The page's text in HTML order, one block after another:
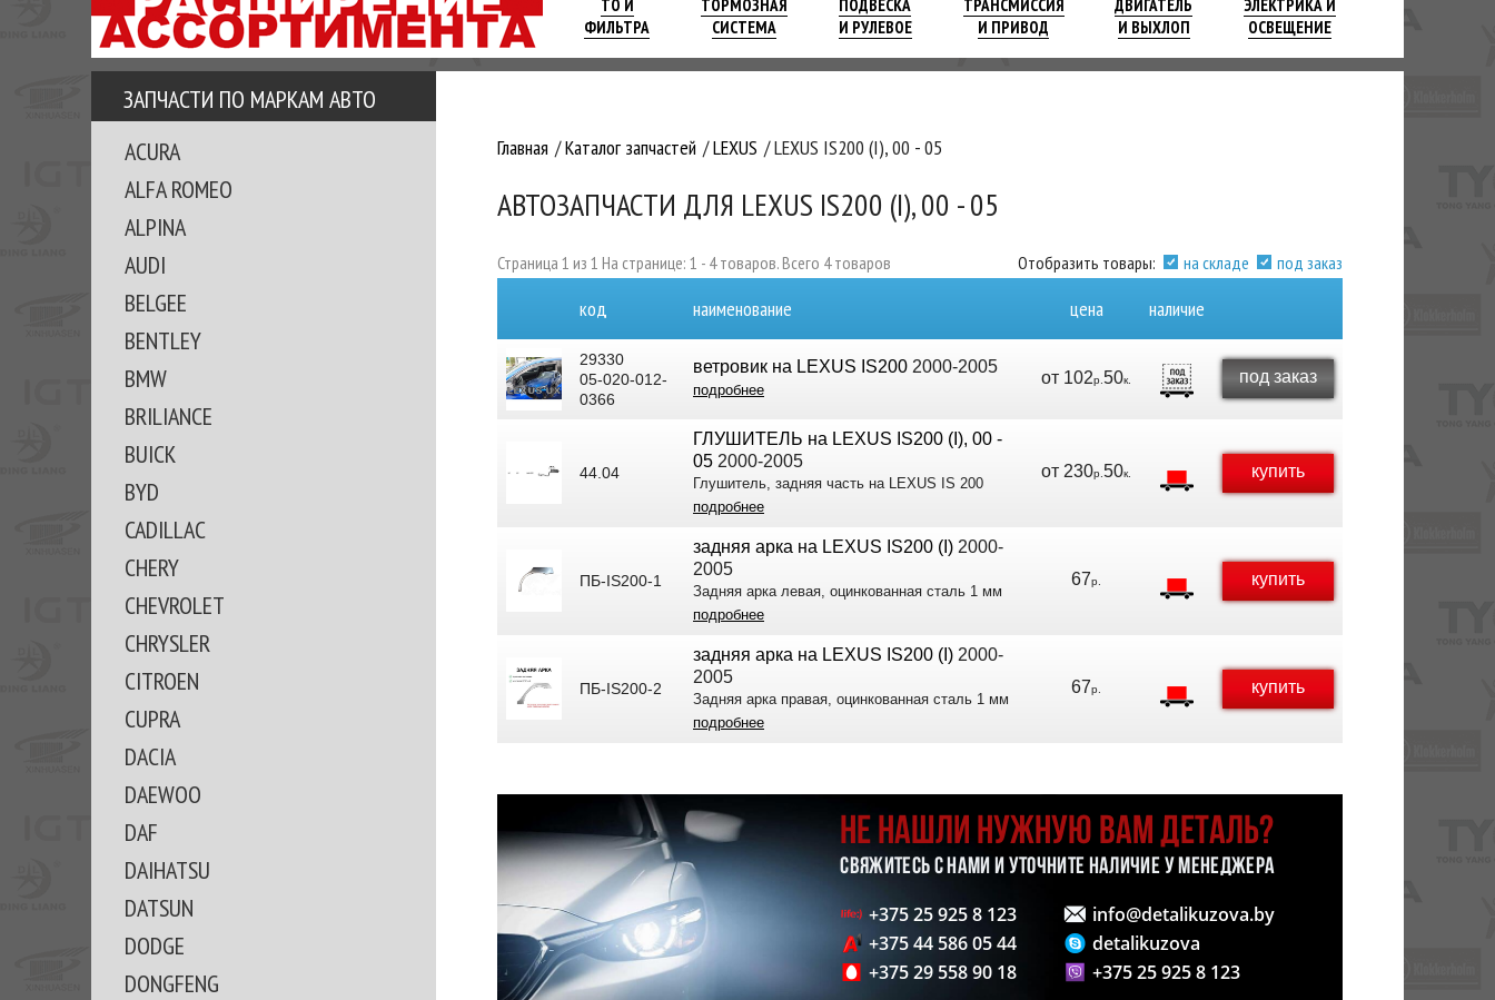
ТО И
ФИЛЬТРА
ТОРМОЗНАЯ
СИСТЕМА
ПОДВЕСКА
И РУЛЕВОЕ
ТРАНСМИССИЯ
И ПРИВОД
ДВИГАТЕЛЬ
И ВЫХЛОП
ЭЛЕКТРИКА И
ОСВЕЩЕНИЕ
ЗАПЧАСТИ ПО МАРКАМ АВТО
ACURA
ALFA ROMEO
ALPINA
AUDI
BELGEE
BENTLEY
BMW
BRILIANCE
BUICK
BYD
CADILLAC
CHERY
CHEVROLET
CHRYSLER
CITROEN
CUPRA
DACIA
DAEWOO
DAF
DAIHATSU
DATSUN
DODGE
DONGFENG
Главная Каталог запчастей LEXUS LEXUS IS200 (I), 00 - 05
АВТОЗАПЧАСТИ ДЛЯ LEXUS IS200 (I), 00 - 05
Страница 1 из 1 На странице: 1 - 4 товаров. Всего 4 товаров Отобразить товары: на складе под заказ
код наименование цена наличие
29330
05-020-012-
0366
ветровик на LEXUS IS200 2000-2005
подробнее
от 102р. 50к. под заказ
44.04
ГЛУШИТЕЛЬ на LEXUS IS200 (I), 00 -
05 2000-2005
Глушитель, задняя часть на LEXUS IS 200
подробнее
от 230р. 50к. купить
ПБ-IS200-1
задняя арка на LEXUS IS200 (I) 2000-
2005
Задняя арка левая, оцинкованная сталь 1 мм
подробнее
67р. купить
ПБ-IS200-2
задняя арка на LEXUS IS200 (I) 2000-
2005
Задняя арка правая, оцинкованная сталь 1 мм
подробнее
67р. купить
НЕ НАШЛИ НУЖНУЮ ВАМ ДЕТАЛЬ?
СВЯЖИТЕСЬ С НАМИ И УТОЧНИТЕ НАЛИЧИЕ У МЕНЕДЖЕРА
+375 25 925 8 123
+375 44 586 05 44
+375 29 558 90 18
info@detalikuzova.by
detalikuzova
+375 25 925 8 123